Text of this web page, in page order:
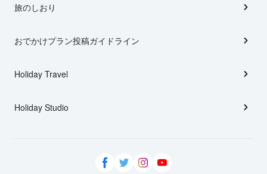
旅のしおり
おでかけプラン投稿ガイドライン
Holiday Travel
Holiday Studio